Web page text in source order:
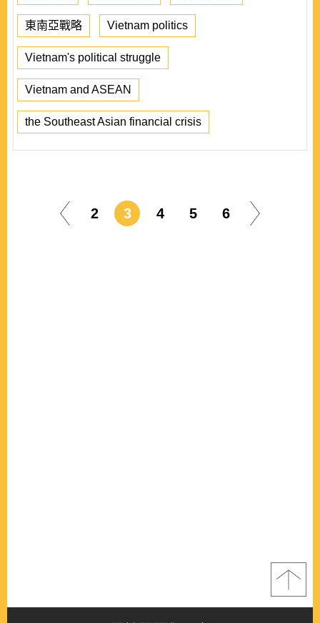
東南亞戰略 Vietnam politics
Vietnam's political struggle
Vietnam and ASEAN
the Southeast Asian financial crisis
2 3 4 5 6